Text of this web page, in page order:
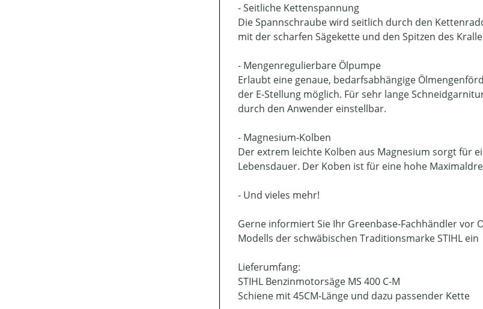
- Seitliche Kettenspannung
Die Spannschraube wird seitlich durch den
mit der scharfen Sägekette und den Spitzen des
- Mengenregulierbare Ölpumpe
Erlaubt eine genaue, bedarfsabhängige
der E-Stellung möglich. Für sehr lange
durch den Anwender einstellbar.
- Magnesium-Kolben
Der extrem leichte Kolben aus Magnesium sorgt für
Lebensdauer. Der Koben ist für eine hohe
- Und vieles mehr!
Gerne informiert Sie Ihr Greenbase-Fachhändler vor
Modells der schwäbischen Traditionsmarke STIHL ein
Lieferumfang:
STIHL Benzinmotorsäge MS 400 C-M
Schiene mit 45CM-Länge und dazu passender Kette